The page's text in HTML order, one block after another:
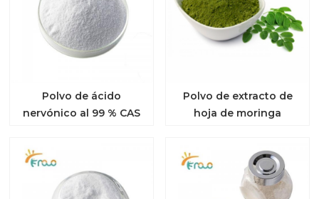
Polvo de ácido
nervónico al 99 % CAS
crecimiento cerebral
Polvo de extracto de
hoja de moringa
antioxidantes